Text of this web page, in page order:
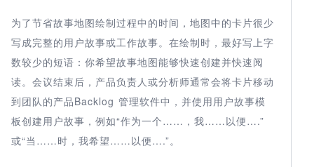
为了节省故事地图绘制过程中的时间，地图中的卡片很少
写成完整的用户故事或工作故事。在绘制时，最好写上字
数较少的短语：你希望故事地图能够快速创建并快速阅
读。会议结束后，产品负责人或分析师通常会将卡片移动
到团队的产品Backlog 管理软件中，并使用用户故事模
板创建用户故事，例如“作为一个……，我……以便….”
或“当……时，我希望……以便….”。